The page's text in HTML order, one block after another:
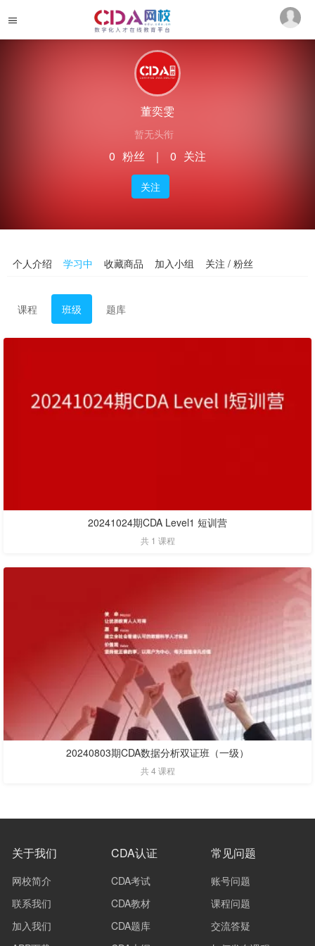
董奕雯
暂无头衔
0 粉丝 ｜ 0 关注
关注
个人介绍 学习中 收藏商品 加入小组 关注 / 粉丝
课程 班级 题库
20241024期CDA Level1 短训营
共 1 课程
20240803期CDA数据分析双证班（一级）
共 4 课程
关于我们
网校简介
联系我们
加入我们
CDA认证
CDA考试
CDA教材
CDA题库
常见问题
账号问题
课程问题
交流答疑